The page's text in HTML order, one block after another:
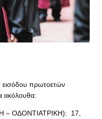
εισόδου πρωτοετών
ακόλουθα:
– ΟΔΟΝΤΙΑΤΡΙΚΗ): 17,